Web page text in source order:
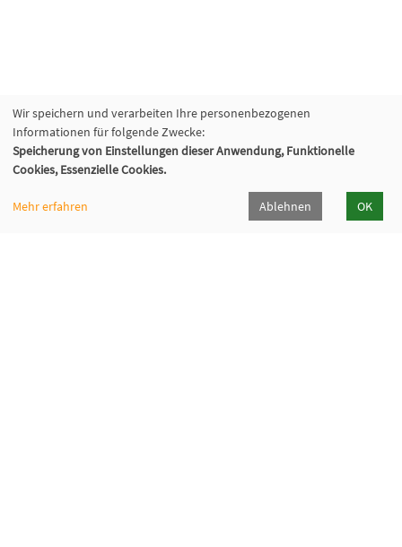
Bahnhofstr. 10 | 35683 Dillenburg
Wir speichern und verarbeiten Ihre personenbezogenen
Informationen für folgende Zwecke:
Speicherung von Einstellungen dieser Anwendung, Funktionelle
Cookies, Essenzielle Cookies.
Mehr erfahren Ablehnen OK